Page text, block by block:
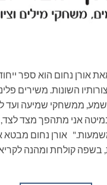
נחום הוא ספר
השונות. משירים
ממשחקי שמיעה ועד
אני מתהפך מצד לצד,
אורן נחום מבטא
בשפה קולחת ומהנה